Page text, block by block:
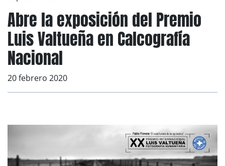
Abre la exposición del Premio
Luis Valtueña en Calcografía
Nacional
20 febrero 2020